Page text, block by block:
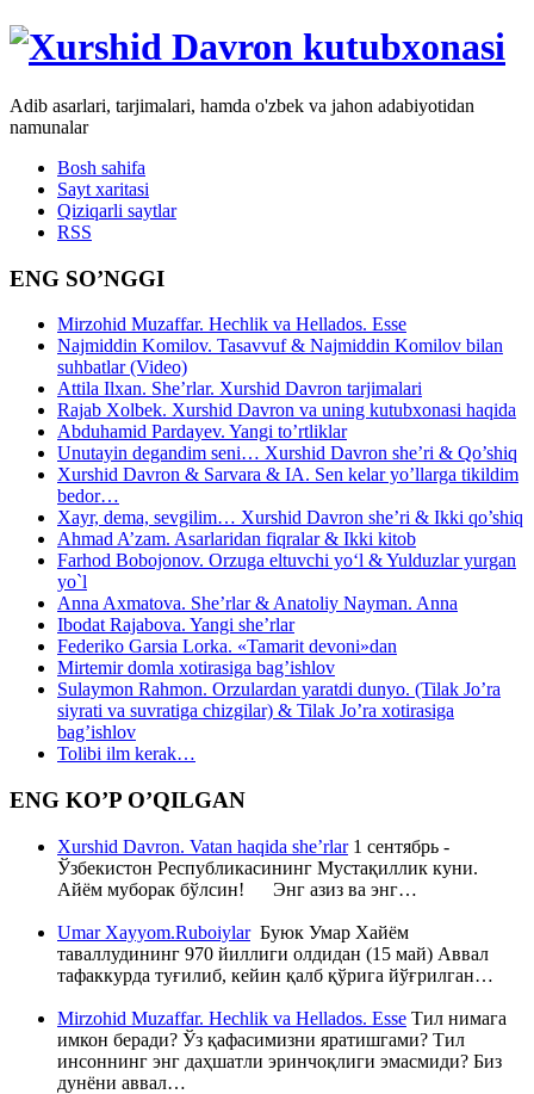
Adib asarlari, tarjimalari, hamda o'zbek va jahon adabiyotidan
namunalar
Bosh sahifa
Sayt xaritasi
Qiziqarli saytlar
RSS
ENG SO’NGGI
Mirzohid Muzaffar. Hechlik va Hellados. Esse
Najmiddin Komilov. Tasavvuf & Najmiddin Komilov bilan
suhbatlar (Video)
Attila Ilxan. She’rlar. Xurshid Davron tarjimalari
Rajab Xolbek. Xurshid Davron va uning kutubxonasi haqida
Abduhamid Pardayev. Yangi to’rtliklar
Unutayin degandim seni… Xurshid Davron she’ri & Qo’shiq
Xurshid Davron & Sarvara & IA. Sen kelar yo’llarga tikildim
bedor…
Xayr, dema, sevgilim… Xurshid Davron she’ri & Ikki qo’shiq
Ahmad A’zam. Asarlaridan fiqralar & Ikki kitob
Farhod Bobojonov. Orzuga eltuvchi yo‘l & Yulduzlar yurgan
yo`l
Anna Axmatova. She’rlar & Anatoliy Nayman. Anna
Ibodat Rajabova. Yangi she’rlar
Federiko Garsia Lorka. «Tamarit devoni»dan
Mirtemir domla xotirasiga bag’ishlov
Sulaymon Rahmon. Orzulardan yaratdi dunyo. (Tilak Jo’ra
siyrati va suvratiga chizgilar) & Tilak Jo’ra xotirasiga
bag’ishlov
Tolibi ilm kerak…
ENG KO’P O’QILGAN
Xurshid Davron. Vatan haqida she’rlar1 сентябрь -
Ўзбекистон Республикасининг Мустақиллик куни.
Айём муборак бўлсин! Энг азиз ва энг…
Umar Xayyom.RuboiylarБуюк Умар Хайём
таваллудининг 970 йиллиги олдидан (15 май) Аввал
тафаккурда туғилиб, кейин қалб қўрига йўғрилган…
Mirzohid Muzaffar. Hechlik va Hellados. Esse Тил нимага
имкон беради? Ўз қафасимизни яратишгами? Тил
инсоннинг энг даҳшатли эринчоқлиги эмасмиди? Биз
дунёни аввал…